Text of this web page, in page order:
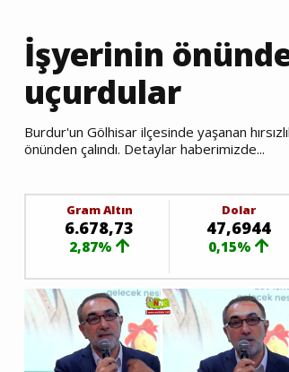
İşyerinin
uçurdular
Burdur'un Gölhisar ilçesinde yaşanan
önünden çalındı. Detaylar haberimizde...
Gram Altın
6.678,73
2,87%
Dolar
47,6944
0,15%